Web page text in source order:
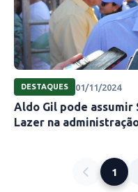
DESTAQUES 01/11/2024
Aldo Gil pode assumir
Lazer na
1